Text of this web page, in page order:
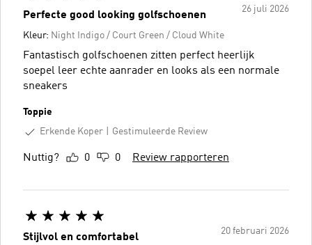
26 juli 2026
Perfecte good looking golfschoenen
Kleur: Night Indigo / Court Green / Cloud White
Fantastisch golfschoenen zitten perfect heerlijk
soepel leer echte aanrader en looks als een normale
sneakers
Toppie
Erkende Koper
Gestimuleerde Review
Nuttig? 0 0 Review rapporteren
20 februari 2026
Stijlvol en comfortabel